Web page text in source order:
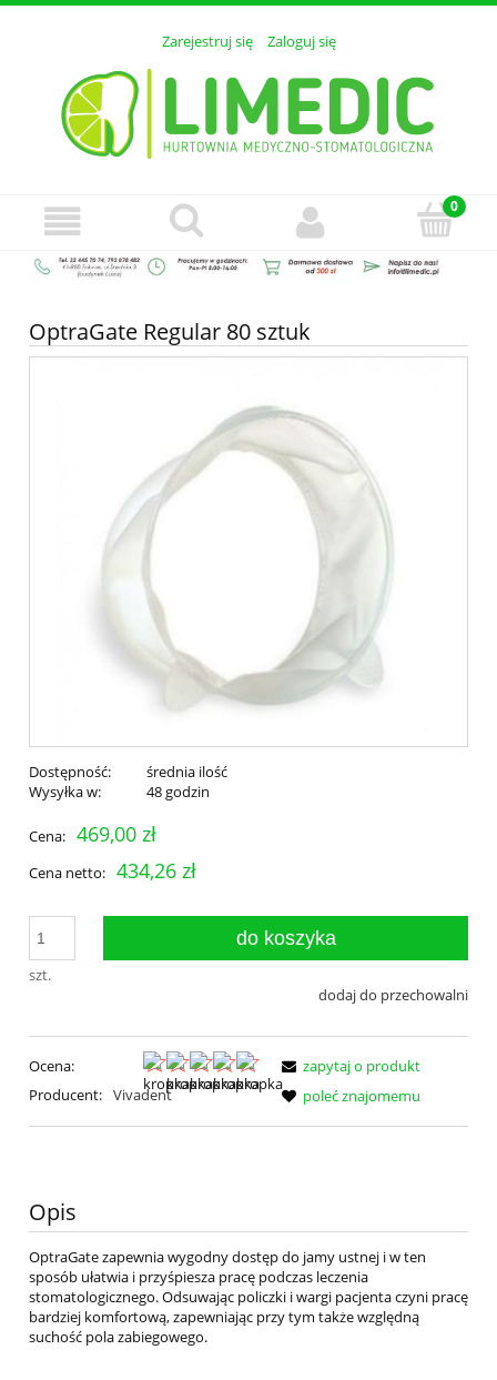
Zarejestruj się Zaloguj się
OptraGate Regular 80 sztuk
Dostępność:
średnia ilość
Wysyłka w:
48 godzin
Cena: 469,00 zł
Cena netto: 434,26 zł
szt.
do koszyka
dodaj do przechowalni
Ocena:
Producent: Vivadent
zapytaj o produkt
poleć znajomemu
Opis
OptraGate zapewnia wygodny dostęp do jamy ustnej i w ten
sposób ułatwia i przyśpiesza pracę podczas leczenia
stomatologicznego. Odsuwając policzki i wargi pacjenta czyni pracę
bardziej komfortową, zapewniając przy tym także względną
suchość pola zabiegowego.